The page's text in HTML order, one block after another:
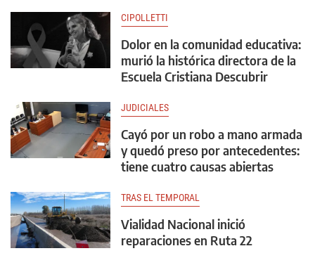
CIPOLLETTI
Dolor en la comunidad educativa:
murió la histórica directora de la
Escuela Cristiana Descubrir
JUDICIALES
Cayó por un robo a mano armada
y quedó preso por antecedentes:
tiene cuatro causas abiertas
TRAS EL TEMPORAL
Vialidad Nacional inició
reparaciones en Ruta 22